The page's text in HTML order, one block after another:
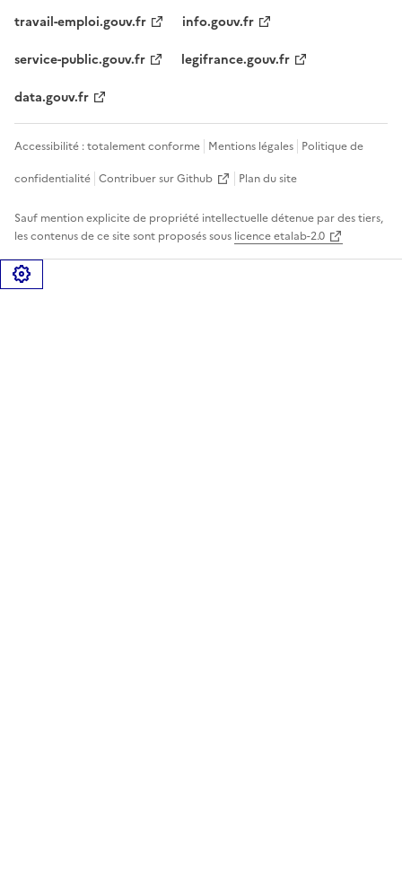
travail-emploi.gouv.fr
info.gouv.fr
service-public.gouv.fr
legifrance.gouv.fr
data.gouv.fr
Accessibilité : totalement conforme Mentions légales Politique de
confidentialité Contribuer sur Github Plan du site
Sauf mention explicite de propriété intellectuelle détenue par des tiers,
les contenus de ce site sont proposés sous licence etalab-2.0
Gérer les cookies